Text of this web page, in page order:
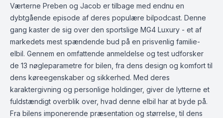
Værterne Preben og Jacob er tilbage med endnu en
dybtgående episode af deres populære bilpodcast. Denne
gang kaster de sig over den sportslige MG4 Luxury - et af
markedets mest spændende bud på en prisvenlig familie-
elbil. Gennem en omfattende anmeldelse og test udforsker
de 13 nøgleparametre for bilen, fra dens design og komfort til
dens køreegenskaber og sikkerhed. Med deres
karaktergivning og personlige holdinger, giver de lytterne et
fuldstændigt overblik over, hvad denne elbil har at byde på.
Fra bilens imponerende præsentation og størrelse, til dens